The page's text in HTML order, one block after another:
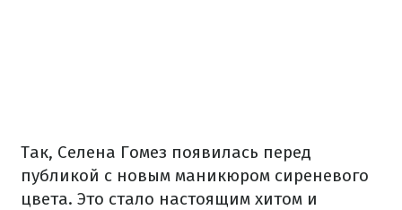
Так, Селена Гомез появилась перед
публикой с новым маникюром сиреневого
цвета. Это стало настоящим хитом и